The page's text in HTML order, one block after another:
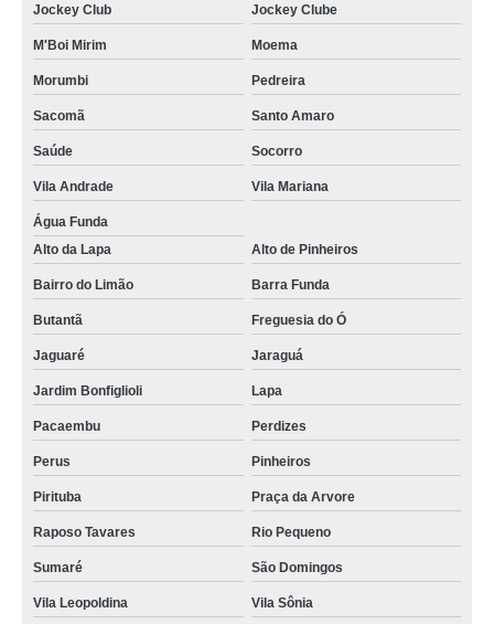
Jockey Club Jockey Clube
M'Boi Mirim Moema
Morumbi Pedreira
Sacomã Santo Amaro
Saúde Socorro
Vila Andrade Vila Mariana
Água Funda
Alto da Lapa
Alto de Pinheiros
Bairro do Limão Barra Funda
Butantã Freguesia do Ó
Jaguaré Jaraguá
Jardim Bonfiglioli Lapa
Pacaembu Perdizes
Perus Pinheiros
Pirituba Praça da Arvore
Raposo Tavares Rio Pequeno
Sumaré São Domingos
Vila Leopoldina Vila Sônia